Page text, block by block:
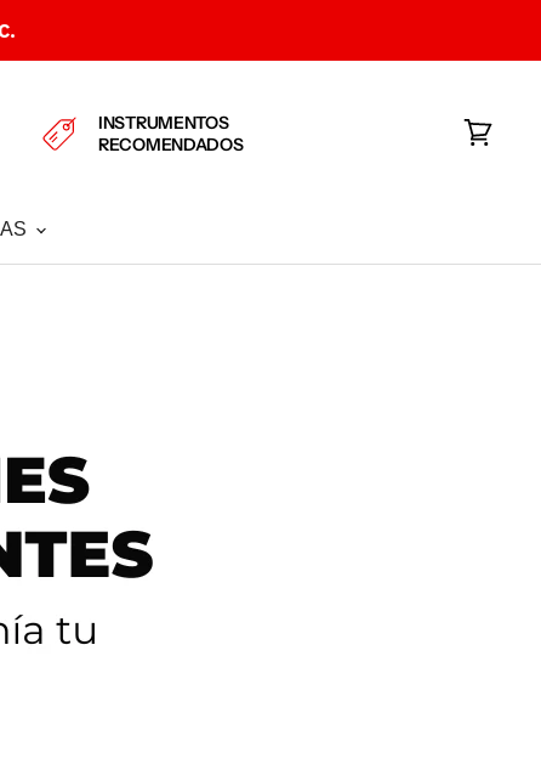
INSTRUMENTOS
RECOMENDADOS